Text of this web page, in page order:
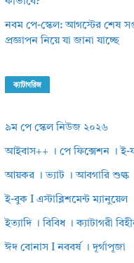
নবম পে-স্কেল: আগস্টের শেষ
প্রজ্ঞাপন নিয়ে যা জানা যাচ্ছে
ক্যাটাগরিজ
৯ম পে স্কেল নিউজ ২০২৬
আইবাস++ । পে ফিক্সেশন । ই-
আয়কর । ভ্যাট । আবগারি শুল্ক
ই-বুক I এস্টাব্লিশমেন্ট ম্যানুয়েল
ইত্যাদি । বিবিধ । ক্যাটাগরী
ঈদ বোনাস I নববর্ষ । দূর্গাপূজা